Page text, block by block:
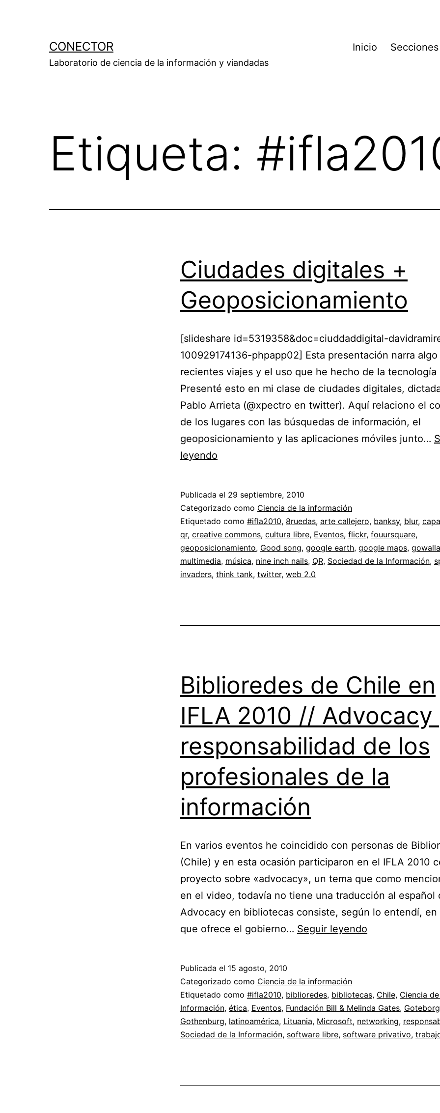
CONECTOR
Laboratorio de ciencia de la información y viandadas
Inicio Secciones
Etiqueta:
Ciudades digitales +
Geoposicionamiento
[slideshare id=5319358&doc=ciuddaddigital-
100929174136-phpapp02] Esta presentación narra
recientes viajes y el uso que he hecho de la tecnología
Presenté esto en mi clase de ciudades digitales,
Pablo Arrieta (@xpectro en twitter). Aquí relaciono el
de los lugares con las búsquedas de información, el
geoposicionamiento y las aplicaciones móviles junto…
leyendo
Geoposicionamiento
Publicada el 29 septiembre, 2010
Categorizado como Ciencia de la información
Etiquetado como #ifla2010, 8ruedas, arte callejero, banksy, blur,
qr, creative commons, cultura libre, Eventos, flickr, fouursquare,
geoposicionamiento, Good song, google earth, google maps, gowalla
multimedia, música, nine inch nails, QR, Sociedad de la Información,
invaders, think tank, twitter, web 2.0
Biblioredes de Chile en
IFLA 2010 // Advocacy
responsabilidad de los
profesionales de la
información
En varios eventos he coincidido con personas de
(Chile) y en esta ocasión participaron en el IFLA 2010
proyecto sobre «advocacy», un tema que como
en el video, todavía no tiene una traducción al español
Advocacy en bibliotecas consiste, según lo entendí, en
que ofrece el gobierno… Seguir leyendo
IFLA
2010
//
Publicada el 15 agosto, 2010
Categorizado como Ciencia de la información
Etiquetado como #ifla2010, biblioredes, bibliotecas, Chile, Ciencia
Información, ética, Eventos, Fundación Bill & Melinda Gates, Goteborg
Gothenburg, latinoamérica, Lituania, Microsoft, networking,
Sociedad de la Información, software libre, software privativo,